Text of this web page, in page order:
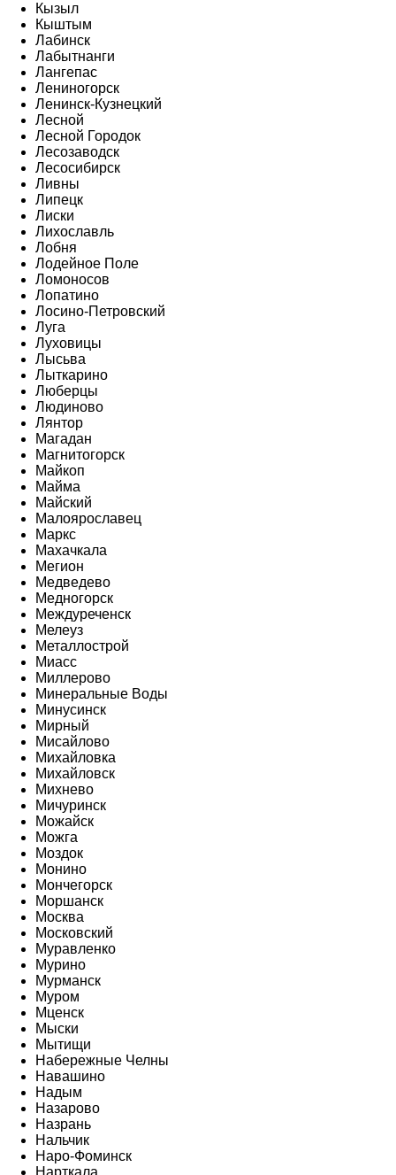
Кызыл
Кыштым
Лабинск
Лабытнанги
Лангепас
Лениногорск
Ленинск-Кузнецкий
Лесной
Лесной Городок
Лесозаводск
Лесосибирск
Ливны
Липецк
Лиски
Лихославль
Лобня
Лодейное Поле
Ломоносов
Лопатино
Лосино-Петровский
Луга
Луховицы
Лысьва
Лыткарино
Люберцы
Людиново
Лянтор
Магадан
Магнитогорск
Майкоп
Майма
Майский
Малоярославец
Маркс
Махачкала
Мегион
Медведево
Медногорск
Междуреченск
Мелеуз
Металлострой
Миасс
Миллерово
Минеральные Воды
Минусинск
Мирный
Мисайлово
Михайловка
Михайловск
Михнево
Мичуринск
Можайск
Можга
Моздок
Монино
Мончегорск
Моршанск
Москва
Московский
Муравленко
Мурино
Мурманск
Муром
Мценск
Мыски
Мытищи
Набережные Челны
Навашино
Надым
Назарово
Назрань
Нальчик
Наро-Фоминск
Нарткала